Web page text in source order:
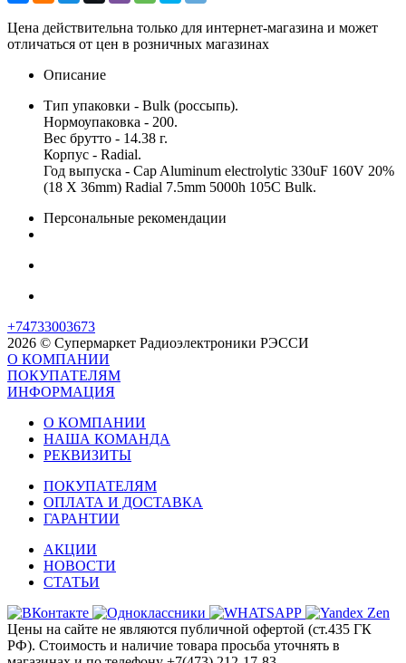
Цена действительна только для интернет-магазина и может
отличаться от цен в розничных магазинах
Описание
Тип упаковки - Bulk (россыпь).
Нормоупаковка - 200.
Вес брутто - 14.38 г.
Корпус - Radial.
Год выпуска - Cap Aluminum electrolytic 330uF 160V 20%
(18 X 36mm) Radial 7.5mm 5000h 105C Bulk.
Персональные рекомендации
+74733003673
2026 © Супермаркет Радиоэлектроники РЭССИ
О КОМПАНИИ
ПОКУПАТЕЛЯМ
ИНФОРМАЦИЯ
О КОМПАНИИ
НАША КОМАНДА
РЕКВИЗИТЫ
ПОКУПАТЕЛЯМ
ОПЛАТА И ДОСТАВКА
ГАРАНТИИ
АКЦИИ
НОВОСТИ
СТАТЬИ
Цены на сайте не являются публичной офертой (ст.435 ГК
РФ). Стоимость и наличие товара просьба уточнять в